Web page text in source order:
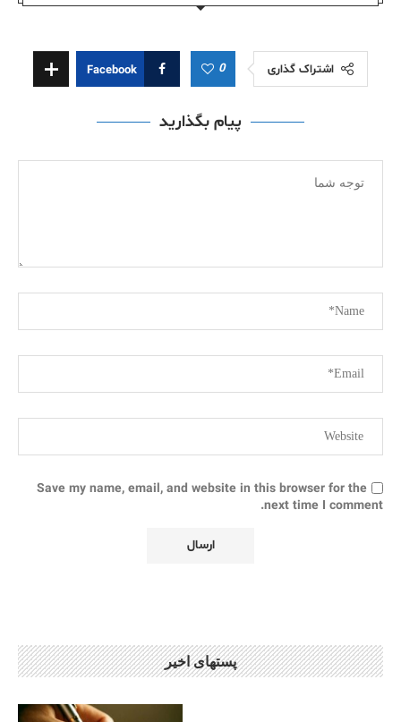
اشتراک گذاری 0
Facebook
پیام بگذارید
Save my name, email, and website in this browser for the
next time I comment.
پستهای اخیر